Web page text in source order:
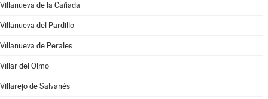
Villanueva de la Cañada
Villanueva del Pardillo
Villanueva de Perales
Villar del Olmo
Villarejo de Salvanés